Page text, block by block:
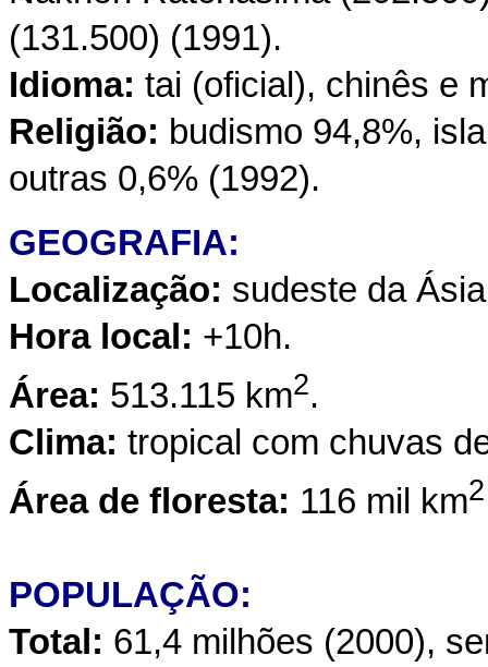
(131.500) (1991).
Idioma: tai (oficial), chinês e
Religião: budismo 94,8%,
outras 0,6% (1992).
GEOGRAFIA:
Localização: sudeste da
Hora local: +10h.
Área: 513.115 km2.
Clima: tropical com chuvas
Área de floresta: 116 mil km2
POPULAÇÃO:
Total: 61,4 milhões (2000),